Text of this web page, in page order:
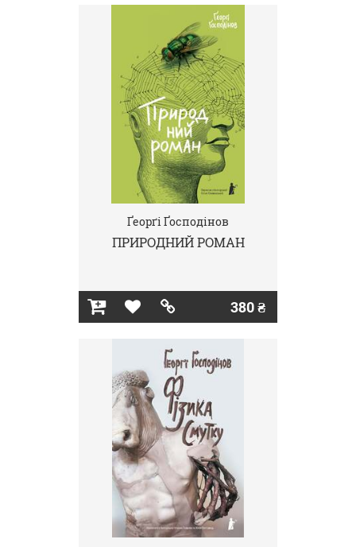
Ґеорґі Ґосподінов
ПРИРОДНИЙ РОМАН
380 ₴